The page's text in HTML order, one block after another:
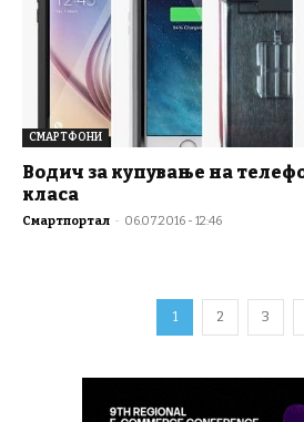
СМАРТФОНИ
Водич за купување на
класа
Смартпортал - 06.07.2016 - 12:46
1 2 3